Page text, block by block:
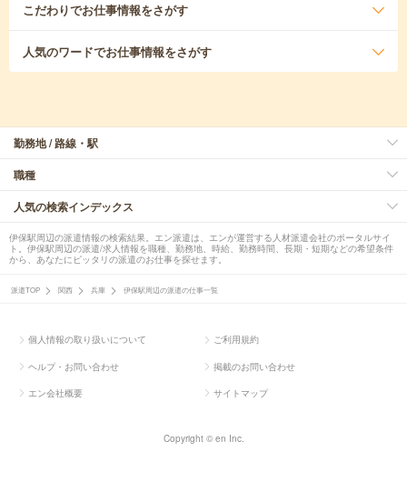
こだわりでお仕事情報をさがす
人気のワードでお仕事情報をさがす
勤務地 / 路線・駅
職種
人気の検索インデックス
伊保駅周辺の派遣情報の検索結果。エン派遣は、エンが運営する人材派遣会社のポータルサイ
ト。伊保駅周辺の派遣/求人情報を職種、勤務地、時給、勤務時間、長期・短期などの希望条件
から、あなたにピッタリの派遣のお仕事を探せます。
派遣TOP 関西 兵庫 伊保駅周辺の派遣の仕事一覧
個人情報の取り扱いについて ご利用規約
ヘルプ・お問い合わせ 掲載のお問い合わせ
エン会社概要 サイトマップ
Copyright © en Inc.